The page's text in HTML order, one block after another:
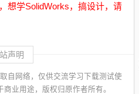
想学SolidWorks，搞设计，请
声明
自网络，仅供交流学习下载测试使
业用途，版权归原作者所有。